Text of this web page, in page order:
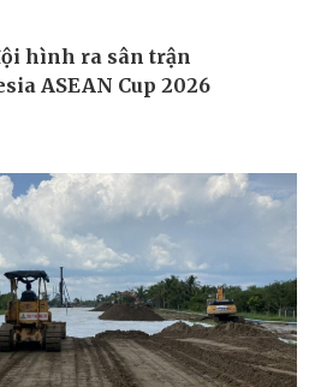
Podcast
Câu chuyện thời sự